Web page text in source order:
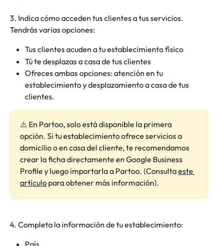
3. Indica cómo acceden tus clientes a tus servicios.
Tendrás varias opciones:
Tus clientes acuden a tu establecimiento físico
Tú te desplazas a casa de tus clientes
Ofreces ambas opciones: atención en tu
establecimiento y desplazamiento a casa de tus
clientes.
⚠️ En Partoo, solo está disponible la primera
opción. Si tu establecimiento ofrece servicios a
domicilio o en casa del cliente, te recomendamos
crear la ficha directamente en Google Business
Profile y luego importarla a Partoo. (Consulta este
artículo para obtener más información).
4. Completa la información de tu establecimiento: